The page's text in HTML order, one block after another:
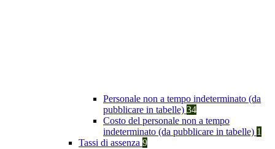
Personale non a tempo indeterminato (da
pubblicare in tabelle) 34
Costo del personale non a tempo
indeterminato (da pubblicare in tabelle) 1
Tassi di assenza 9